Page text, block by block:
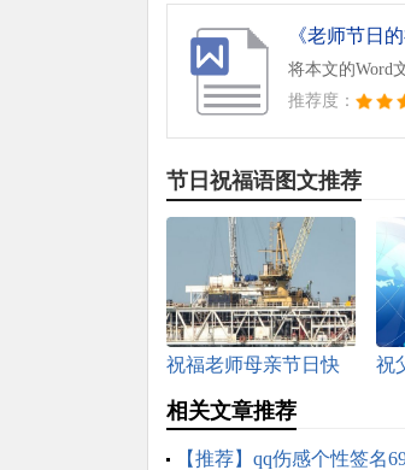
《老师节日
将本文的Word
推荐度：
节日祝福语图文推荐
祝福老师母亲节日快
乐的祝福语
祝
相关文章推荐
【推荐】qq伤感个性签名